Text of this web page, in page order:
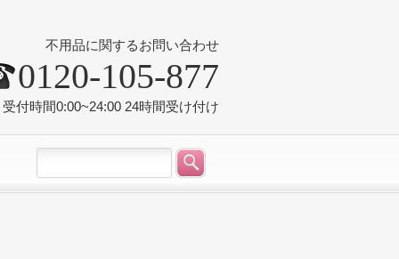
不用品に関するお問い合わせ
0120-105-877
受付時間0:00~24:00 24時間受け付け